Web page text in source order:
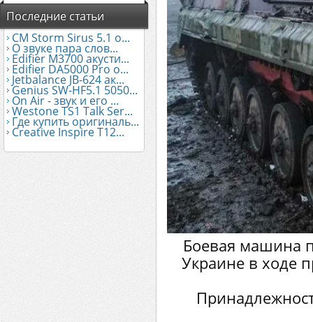
Последние статьи
CM Storm Sirus 5.1 о...
О звуке пара слов...
Edifier М3700 акусти...
Edifier DA5000 Pro о...
Jetbalance JB-624 ак...
Genius SW-HF5.1 5050...
On Air - звук и его ...
Westone TS1 Talk Ser...
Где купить оригиналь...
Creative Inspire T12...
Боевая машина
Украине в ходе